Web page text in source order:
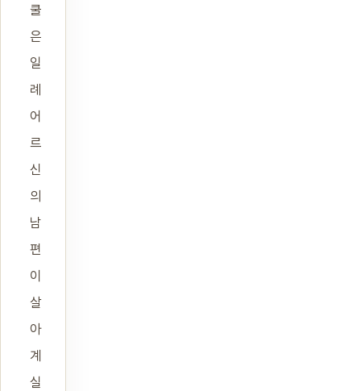
쿨
은
일
례
어
르
신
의
남
편
이
살
아
계
실